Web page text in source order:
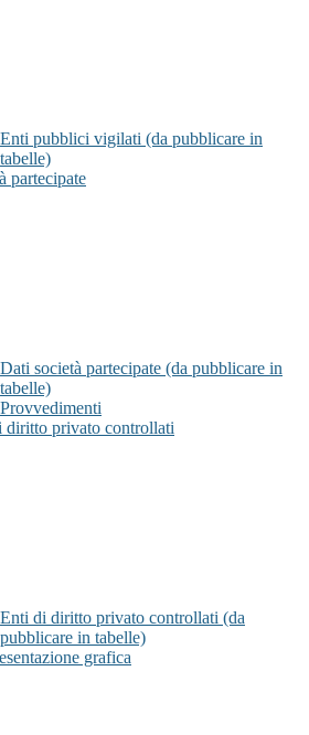
Enti pubblici vigilati (da pubblicare in
tabelle)
partecipate
Dati società partecipate (da pubblicare in
tabelle)
Provvedimenti
diritto privato controllati
Enti di diritto privato controllati (da
pubblicare in tabelle)
grafica